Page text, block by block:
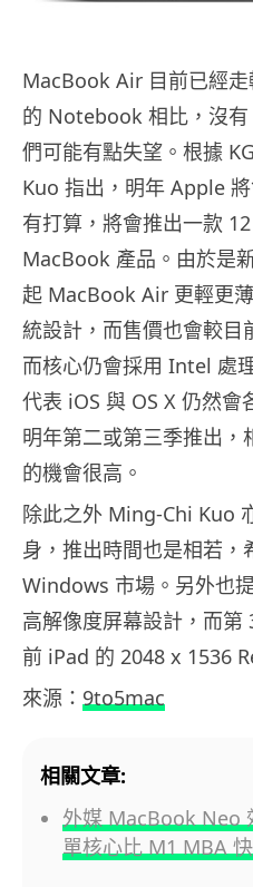
MacBook Air 目前已經
的 Notebook 相比，沒
們可能有點失望。根據
Kuo 指出，明年 Apple
有打算，將會推出一款
MacBook 產品。由於是
起 MacBook Air 更輕更
統設計，而售價也會較目
而核心仍會採用 Intel 處
代表 iOS 與 OS X 仍然
明年第二或第三季推出，
的機會很高。
除此之外 Ming-Chi Kuo
身，推出時間也是相若，
Windows 市場。另外也
高解像度屏幕設計，而
前 iPad 的 2048 x 1536
來源： 9to5mac
相關文章:
外媒 MacBook Neo
單核心比 M1 MBA